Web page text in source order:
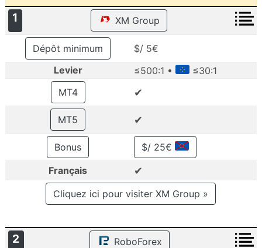
1 XM Group
Dépôt minimum
$/ 5€
Levier
≤500:1 •
≤30:1
MT4
✔
MT5 ✔
Bonus
$/ 25€
Français
✔
Cliquez ici pour visiter XM Group »
2 RoboForex